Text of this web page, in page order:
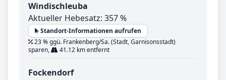
Windischleuba
Aktueller Hebesatz: 357 %
Standort-Informationen aufrufen
23 % ggü. Frankenberg/Sa. (Stadt, Garnisonsstadt)
sparen,
41.12 km entfernt
Fockendorf